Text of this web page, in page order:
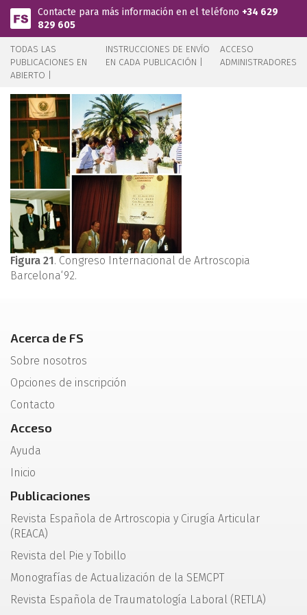
Pasar al contenido principal
Contacte para más información en el teléfono +34 629
829 605
TODAS LAS
PUBLICACIONES EN
ABIERTO |
INSTRUCCIONES DE ENVÍO
EN CADA PUBLICACIÓN |
ACCESO
ADMINISTRADORES
Figura 21. Congreso Internacional de Artroscopia
Barcelona‘92.
Acerca de FS
Sobre nosotros
Opciones de inscripción
Contacto
Acceso
Ayuda
Inicio
Publicaciones
Revista Española de Artroscopia y Cirugía Articular
(REACA)
Revista del Pie y Tobillo
Monografías de Actualización de la SEMCPT
Revista Española de Traumatología Laboral (RETLA)